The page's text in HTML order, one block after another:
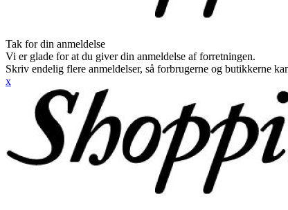
Tak for din anmeldelse
Vi er glade for at du giver din anmeldelse af forretningen.
Skriv endelig flere anmeldelser, så forbrugerne og butikkerne
x